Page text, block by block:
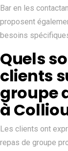
Bar en les
proposent
besoins
Quels
clients
groupe
à
Les clients ont
repas de groupe